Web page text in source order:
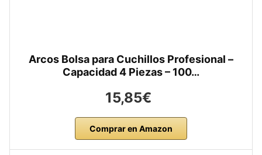
Arcos Bolsa para Cuchillos Profesional –
Capacidad 4 Piezas – 100…
15,85€
Comprar en Amazon